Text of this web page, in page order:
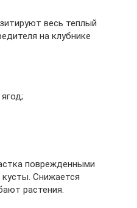
весь теплый
на клубнике
поврежденными
кусты. Снижается
растения.